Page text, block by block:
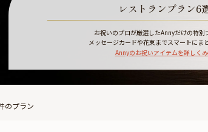
レストランプラン6
お祝いのプロが厳選したAnnyだけの特別
メッセージカードや花束までスマートにま
Annyのお祝いアイテムを詳しく
のプラン